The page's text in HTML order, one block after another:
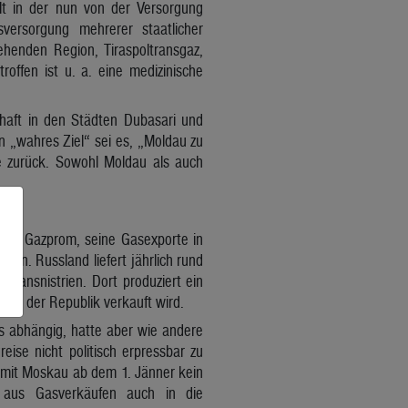
in der nun von der Versorgung
mehrerer staatlicher
Region, Tiraspoltransgaz,
ist u. a. eine medizinische
in den Städten Dubasari und
„wahres Ziel“ sei es, „Moldau zu
Sowohl Moldau als auch
Gazprom, seine Gasexporte in
Russland liefert jährlich rund
Dort produziert ein
der Republik verkauft wird.
abhängig, hatte aber wie andere
nicht politisch erpressbar zu
Moskau ab dem 1. Jänner kein
Gasverkäufen auch in die